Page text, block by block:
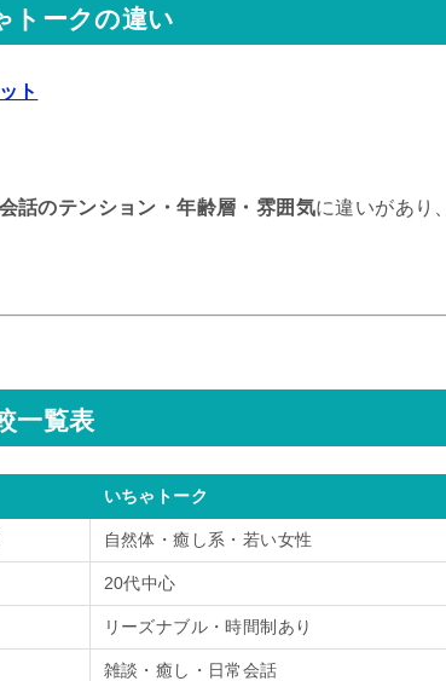
トークの違い
ト
会話のテンション・年齢層・雰囲気に違いがあり、
一覧表
いちゃトーク
自然体・癒し系・若い女性
20代中心
リーズナブル・時間制あり
雑談・癒し・日常会話